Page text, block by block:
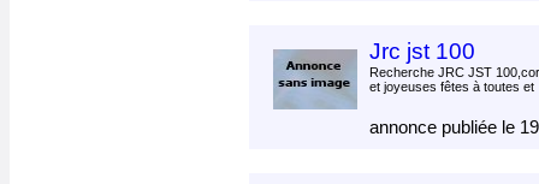
Jrc jst 100
Recherche JRC JST
et joyeuses fêtes à toutes
annonce publiée le